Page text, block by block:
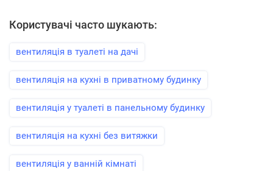
Користувачі часто шукають:
вентиляція в туалеті на дачі
вентиляція на кухні в приватному будинку
вентиляція у туалеті в панельному будинку
вентиляція на кухні без витяжки
вентиляція у ванній кімнаті